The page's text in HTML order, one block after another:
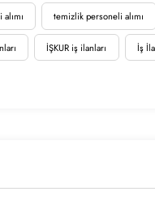
temizlik personeli alımı
İŞKUR iş ilanları İş